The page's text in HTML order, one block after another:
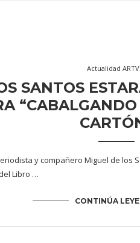
Actualidad
SANTOS
y compañero Miguel de los
Libro …
CONTINÚA